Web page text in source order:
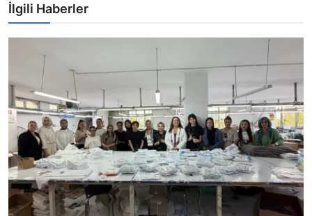
İlgili Haberler